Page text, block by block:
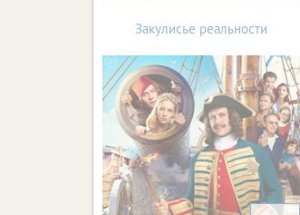
Закулисье реальности